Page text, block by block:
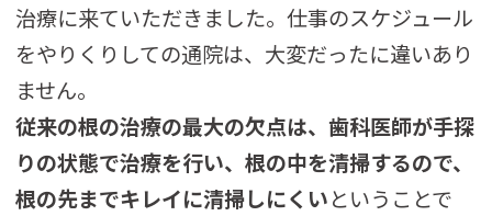
治療に来ていただきました。仕事のスケジュール
をやりくりしての通院は、大変だったに違いあり
ません。
従来の根の治療の最大の欠点は、歯科医師が手探
りの状態で治療を行い、根の中を清掃するので、
根の先までキレイに清掃しにくいということで